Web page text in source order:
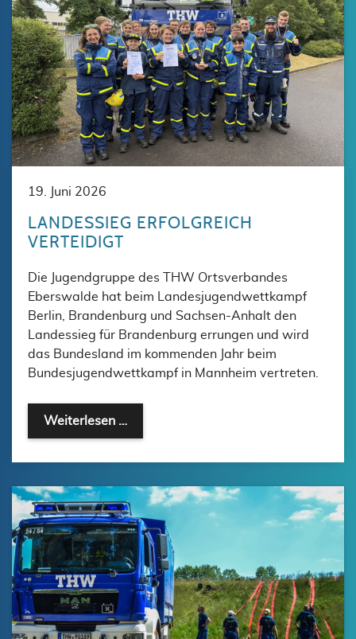
19. Juni 2026
LANDESSIEG ERFOLGREICH
VERTEIDIGT
Die Jugendgruppe des THW Ortsverbandes
Eberswalde hat beim Landesjugendwettkampf
Berlin, Brandenburg und Sachsen-Anhalt den
Landessieg für Brandenburg errungen und wird
das Bundesland im kommenden Jahr beim
Bundesjugendwettkampf in Mannheim vertreten.
Weiterlesen …